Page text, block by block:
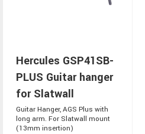
Hercules GSP41SB-
PLUS Guitar hanger
for Slatwall
Guitar Hanger, AGS Plus with
long arm. For Slatwall mount
(13mm insertion)